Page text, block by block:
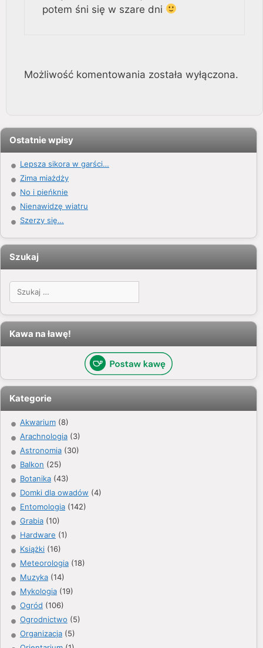
potem śni się w szare dni
Możliwość komentowania została wyłączona.
Ostatnie wpisy
Lepsza sikora w garści…
Zima miażdży
No i pieńknie
Nienawidzę wiatru
Szerzy się…
Szukaj
Szukaj:
Kawa na ławę!
Kategorie
Akwarium (8)
Arachnologia (3)
Astronomia (30)
Balkon (25)
Botanika (43)
Domki dla owadów (4)
Entomologia (142)
Grabia (10)
Hardware (1)
Książki (16)
Meteorologia (18)
Muzyka (14)
Mykologia (19)
Ogród (106)
Ogrodnictwo (5)
Organizacja (5)